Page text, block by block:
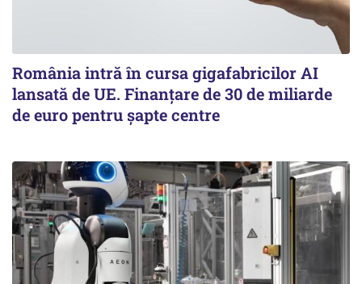
România intră în cursa gigafabricilor AI
lansată de UE. Finanțare de 30 de miliarde
de euro pentru șapte centre